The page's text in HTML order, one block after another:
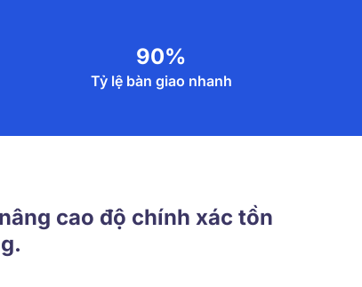
90%
Tỷ lệ bàn giao nhanh
cao độ chính xác tồn